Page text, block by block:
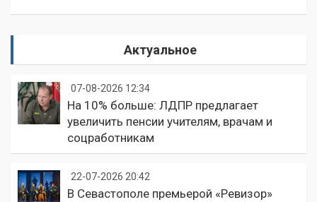
Актуальное
07-08-2026 12:34
На 10% больше: ЛДПР предлагает
увеличить пенсии учителям, врачам и
соцработникам
22-07-2026 20:42
В Севастополе премьерой «Ревизор»